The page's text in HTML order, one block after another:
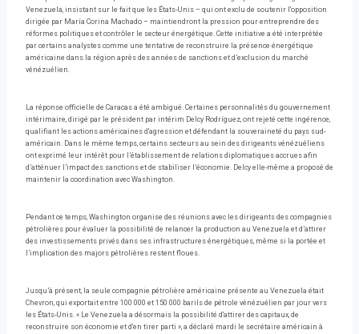
Venezuela, insistant sur le fait que les États-Unis – qui ont exclu de soutenir l'opposition
dirigée par María Corina Machado – maintiendront la pression pour entreprendre des
réformes politiques et contrôler le secteur énergétique. Cette initiative a été interprétée
par certains analystes comme une tentative de reconstruire la présence énergétique
américaine dans la région après des années de sanctions et d’exclusion du marché
vénézuélien.
La réponse officielle de Caracas a été ambiguë. Certaines personnalités du gouvernement
intérimaire, dirigé par le président par intérim Delcy Rodríguez, ont rejeté cette ingérence,
qualifiant les actions américaines d'agression et défendant la souveraineté du pays sud-
américain. Dans le même temps, certains secteurs au sein des dirigeants vénézuéliens
ont exprimé leur intérêt pour l’établissement de relations diplomatiques accrues afin
d’atténuer l’impact des sanctions et de stabiliser l’économie. Delcy elle-même a proposé de
maintenir la coordination avec Washington.
Pendant ce temps, Washington organise des réunions avec les dirigeants des compagnies
pétrolières pour évaluer la possibilité de relancer la production au Venezuela et d’attirer
des investissements privés dans ses infrastructures énergétiques, même si la portée et
l’implication des majors pétrolières restent floues.
Jusqu’à présent, la seule compagnie pétrolière américaine présente au Venezuela était
Chevron, qui exportait entre 100 000 et 150 000 barils de pétrole vénézuélien par jour vers
les États-Unis. « Le Venezuela a désormais la possibilité d'attirer des capitaux, de
reconstruire son économie et d'en tirer parti », a déclaré mardi le secrétaire américain à